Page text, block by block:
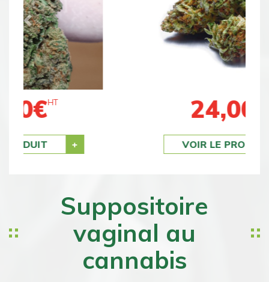
Previous Next
Suppositoire
vaginal au
cannabis